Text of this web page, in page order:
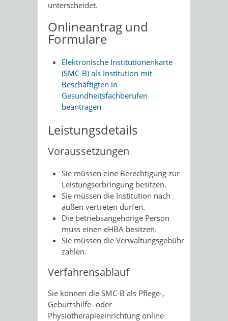
unterscheidet.
Onlineantrag und
Formulare
Elektronische Institutionenkarte
(SMC-B) als Institution mit
Beschäftigten in
Gesundheitsfachberufen
beantragen
Leistungsdetails
Voraussetzungen
Sie müssen eine Berechtigung zur
Leistungserbringung besitzen.
Sie müssen die Institution nach
außen vertreten dürfen.
Die betriebsangehörige Person
muss einen eHBA besitzen.
Sie müssen die Verwaltungsgebühr
zahlen.
Verfahrensablauf
Sie können die SMC-B als Pflege-,
Geburtshilfe- oder
Physiotherapieeinrichtung online